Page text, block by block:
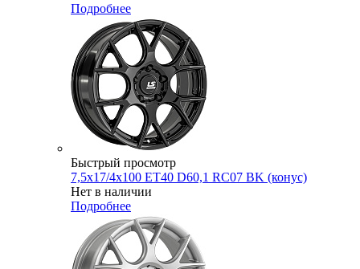
Подробнее
Быстрый просмотр
7,5x17/4x100 ET40 D60,1 RC07 BK (конус)
Нет в наличии
Подробнее